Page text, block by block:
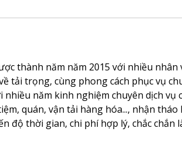
thành năm năm 2015 với nhiều nhân
tải trọng, cùng phong cách phục vụ
năm kinh nghiệm chuyên dịch vụ
quán, vận tải hàng hóa..., nhận tháo
độ thời gian, chi phí hợp lý, chắc chắn